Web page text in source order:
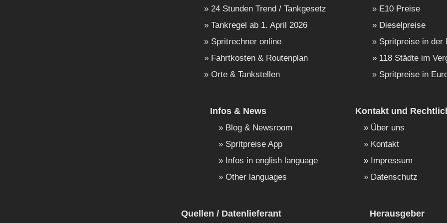
24 Stunden Trend / Tankgesetz
Tankregel ab 1. April 2026
Spritrechner online
Fahrtkosten & Routenplan
Orte & Tankstellen
E10 Preise
Dieselpreise
Spritpreise in der
118 Städte im
Spritpreise in
Infos & News
Blog & Newsroom
Spritpreise App
Infos in english language
Other languages
Kontakt und
Über uns
Kontakt
Impressum
Datenschutz
Quellen / Datenlieferant Herausgeber